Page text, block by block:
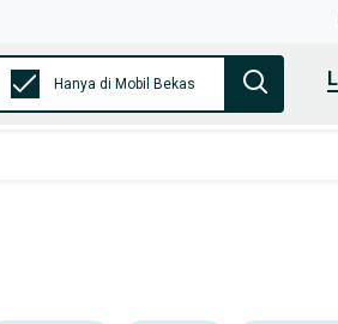
Hanya di Mobil Bekas